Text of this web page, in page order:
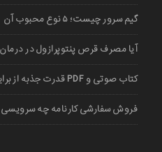
گیم سرور چیست؛ ۵ نوع محبوب آن
آیا مصرف قرص پنتوپرازول در
کتاب صوتی و PDF قدرت جذبه از برایان تریسی
فروش سفارشی کارنامه چه